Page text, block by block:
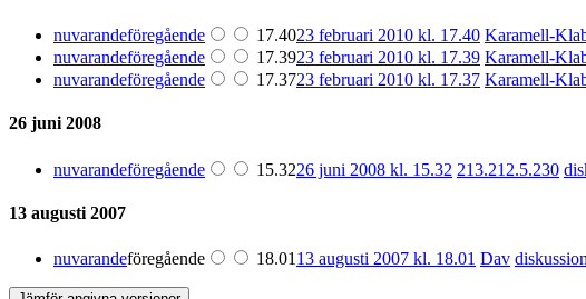
nuvarandeföregående 17.4023 februari 2010 kl. 17.40 Karamell-
nuvarandeföregående 17.3923 februari 2010 kl. 17.39 Karamell-
nuvarandeföregående 17.3723 februari 2010 kl. 17.37 Karamell-
26 juni 2008
nuvarandeföregående 15.3226 juni 2008 kl. 15.32 213.212.5.230
13 augusti 2007
nuvarandeföregående 18.01 13 augusti 2007 kl. 18.01 Dav diskussion